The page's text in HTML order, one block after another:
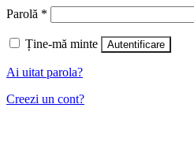
Parolă *
Ține-mă minte Autentificare
Ai uitat parola?
Creezi un cont?